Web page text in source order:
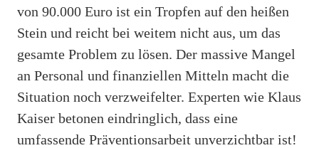
von 90.000 Euro ist ein Tropfen auf den heißen
Stein und reicht bei weitem nicht aus, um das
gesamte Problem zu lösen. Der massive Mangel
an Personal und finanziellen Mitteln macht die
Situation noch verzweifelter. Experten wie Klaus
Kaiser betonen eindringlich, dass eine
umfassende Präventionsarbeit unverzichtbar ist!